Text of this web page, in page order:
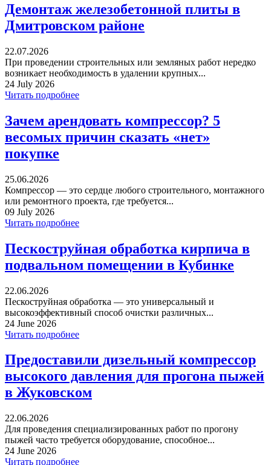
Демонтаж железобетонной плиты в
Дмитровском районе
22.07.2026
При проведении строительных или земляных работ нередко
возникает необходимость в удалении крупных...
24 July 2026
Читать подробнее
Зачем арендовать компрессор? 5
весомых причин сказать «нет»
покупке
25.06.2026
Компрессор — это сердце любого строительного, монтажного
или ремонтного проекта, где требуется...
09 July 2026
Читать подробнее
Пескоструйная обработка кирпича в
подвальном помещении в Кубинке
22.06.2026
Пескоструйная обработка — это универсальный и
высокоэффективный способ очистки различных...
24 June 2026
Читать подробнее
Предоставили дизельный компрессор
высокого давления для прогона пыжей
в Жуковском
22.06.2026
Для проведения специализированных работ по прогону
пыжей часто требуется оборудование, способное...
24 June 2026
Читать подробнее